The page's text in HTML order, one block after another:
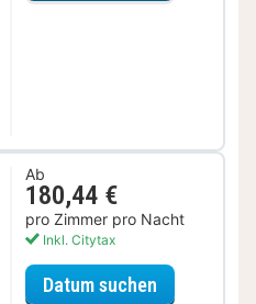
Ab
180,44 €
pro Zimmer pro Nacht
Inkl. Citytax
Datum suchen